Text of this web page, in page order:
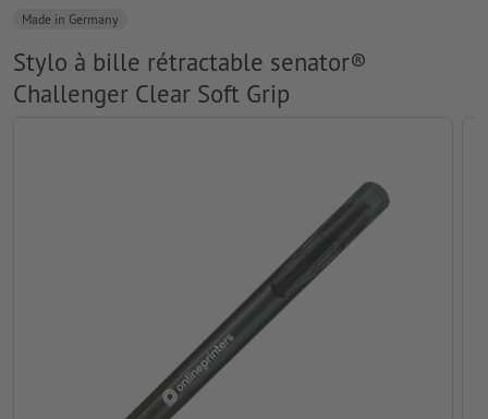
Made in Germany
Stylo à bille rétractable senator®
Challenger Clear Soft Grip